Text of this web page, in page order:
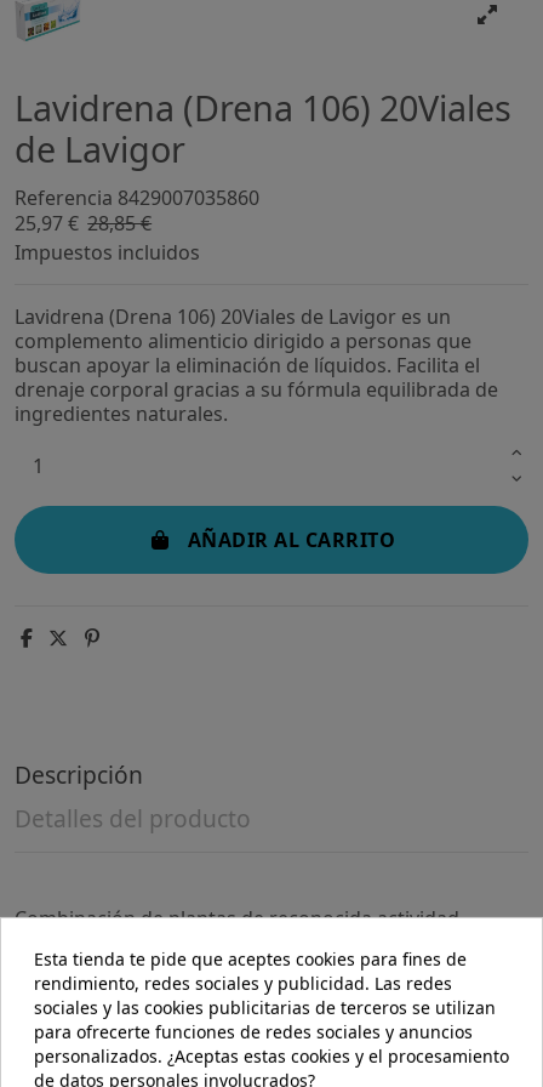
Lavidrena (Drena 106) 20Viales
de Lavigor
Referencia 8429007035860
25,97 € 28,85 €
Impuestos incluidos
Lavidrena (Drena 106) 20Viales de Lavigor es un
complemento alimenticio dirigido a personas que
buscan apoyar la eliminación de líquidos. Facilita el
drenaje corporal gracias a su fórmula equilibrada de
ingredientes naturales.
AÑADIR AL CARRITO
Descripción
Detalles del producto
Combinación de plantas de reconocida actividad
contribuyen a un normal mantenimiento del tránsito
intestinal como los fructooligosacáridos.
Precauciones:
Los complementos alimenticios no deben usarse como
Esta tienda te pide que aceptes cookies para fines de
rendimiento, redes sociales y publicidad. Las redes
sociales y las cookies publicitarias de terceros se utilizan
para ofrecerte funciones de redes sociales y anuncios
personalizados. ¿Aceptas estas cookies y el procesamiento
de datos personales involucrados?